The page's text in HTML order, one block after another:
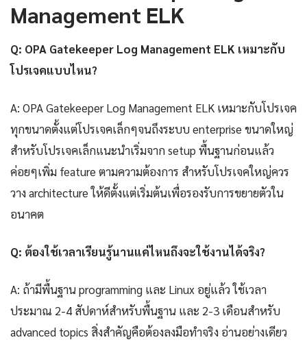
Management ELK
Q: OPA Gatekeeper Log Management ELK เหมาะกับ
โปรเจคแบบไหน?
A: OPA Gatekeeper Log Management ELK เหมาะกับโปรเจค
ทุกขนาดตั้งแต่โปรเจคเล็กๆจนถึงระบบ enterprise ขนาดใหญ่
สำหรับโปรเจคเล็กแนะนำเริ่มจาก setup พื้นฐานก่อนแล้ว
ค่อยๆเพิ่ม feature ตามความต้องการ สำหรับโปรเจคใหญ่ควร
วาง architecture ให้ดีตั้งแต่เริ่มต้นเพื่อรองรับการขยายตัวใน
อนาคต
Q: ต้องใช้เวลาเรียนรู้นานแค่ไหนถึงจะใช้งานได้จริง?
A: ถ้ามีพื้นฐาน programming และ Linux อยู่แล้ว ใช้เวลา
ประมาณ 2-4 สัปดาห์สำหรับพื้นฐาน และ 2-3 เดือนสำหรับ
advanced topics สิ่งสำคัญคือต้องลงมือทำจริง อ่านอย่างเดียว